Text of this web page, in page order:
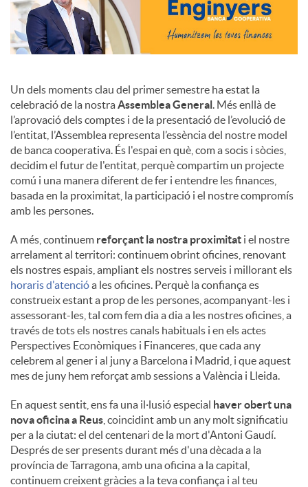
Un dels moments clau del primer semestre ha estat la
celebració de la nostra Assemblea General . Més enllà de
l’aprovació dels comptes i de la presentació de l’evolució de
l’entitat, l’Assemblea representa l’essència del nostre model
de banca cooperativa. És l'espai en què, com a socis i sòcies,
decidim el futur de l'entitat, perquè compartim un projecte
comú i una manera diferent de fer i entendre les finances,
basada en la proximitat, la participació i el nostre compromís
amb les persones.
A més, continuem reforçant la nostra proximitat i el nostre
arrelament al territori: continuem obrint oficines, renovant
els nostres espais, ampliant els nostres serveis i millorant els
horaris d'atencióa les oficines. Perquè la confiança es
construeix estant a prop de les persones, acompanyant-les i
assessorant-les, tal com fem dia a dia a les nostres oficines, a
través de tots els nostres canals habituals i en els actes
Perspectives Econòmiques i Financeres, que cada any
celebrem al gener i al juny a Barcelona i Madrid, i que aquest
mes de juny hem reforçat amb sessions a València i Lleida.
En aquest sentit, ens fa una il·lusió especial haver obert una
nova oficina a Reus , coincidint amb un any molt significatiu
per a la ciutat: el del centenari de la mort d'Antoni Gaudí.
Després de ser presents durant més d'una dècada a la
província de Tarragona, amb una oficina a la capital,
continuem creixent gràcies a la teva confiança i al teu